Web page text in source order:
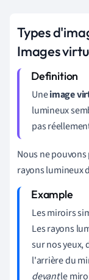
Types
Images
Uneimage
lumineux
pas
Nous ne
rayons lumineux
Les miroirs
Les rayons
sur nos yeux,
l'arrière du
devantle